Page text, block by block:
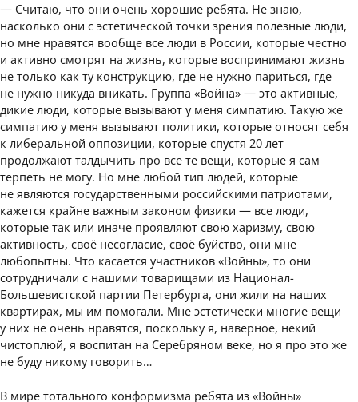
— Считаю, что они очень хорошие ребята. Не знаю,
насколько они с эстетической точки зрения полезные люди,
но мне нравятся вообще все люди в России, которые честно
и активно смотрят на жизнь, которые воспринимают жизнь
не только как ту конструкцию, где не нужно париться, где
не нужно никуда вникать. Группа «Война» — это активные,
дикие люди, которые вызывают у меня симпатию. Такую же
симпатию у меня вызывают политики, которые относят себя
к либеральной оппозиции, которые спустя 20 лет
продолжают талдычить про все те вещи, которые я сам
терпеть не могу. Но мне любой тип людей, которые
не являются государственными российскими патриотами,
кажется крайне важным законом физики — все люди,
которые так или иначе проявляют свою харизму, свою
активность, своё несогласие, своё буйство, они мне
любопытны. Что касается участников «Войны», то они
сотрудничали с нашими товарищами из Национал-
Большевистской партии Петербурга, они жили на наших
квартирах, мы им помогали. Мне эстетически многие вещи
у них не очень нравятся, поскольку я, наверное, некий
чистоплюй, я воспитан на Серебряном веке, но я про это же
не буду никому говорить…
В мире тотального конформизма ребята из «Войны»